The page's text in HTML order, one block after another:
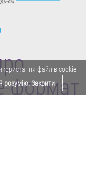
формат
файлів cookie
розумію. Закрити